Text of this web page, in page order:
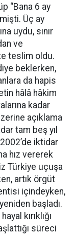
“Bana 6 ay
Üç ay
uydu, sınır
ve
teslim oldu.
beklerken,
da hapis
hâlâ hâkim
kadar
açıklama
tam beş yıl
iktidar
hız vererek
Türkiye uçuşa
artık örgüt
içindeyken,
başladı.
kırıklığı
süreci